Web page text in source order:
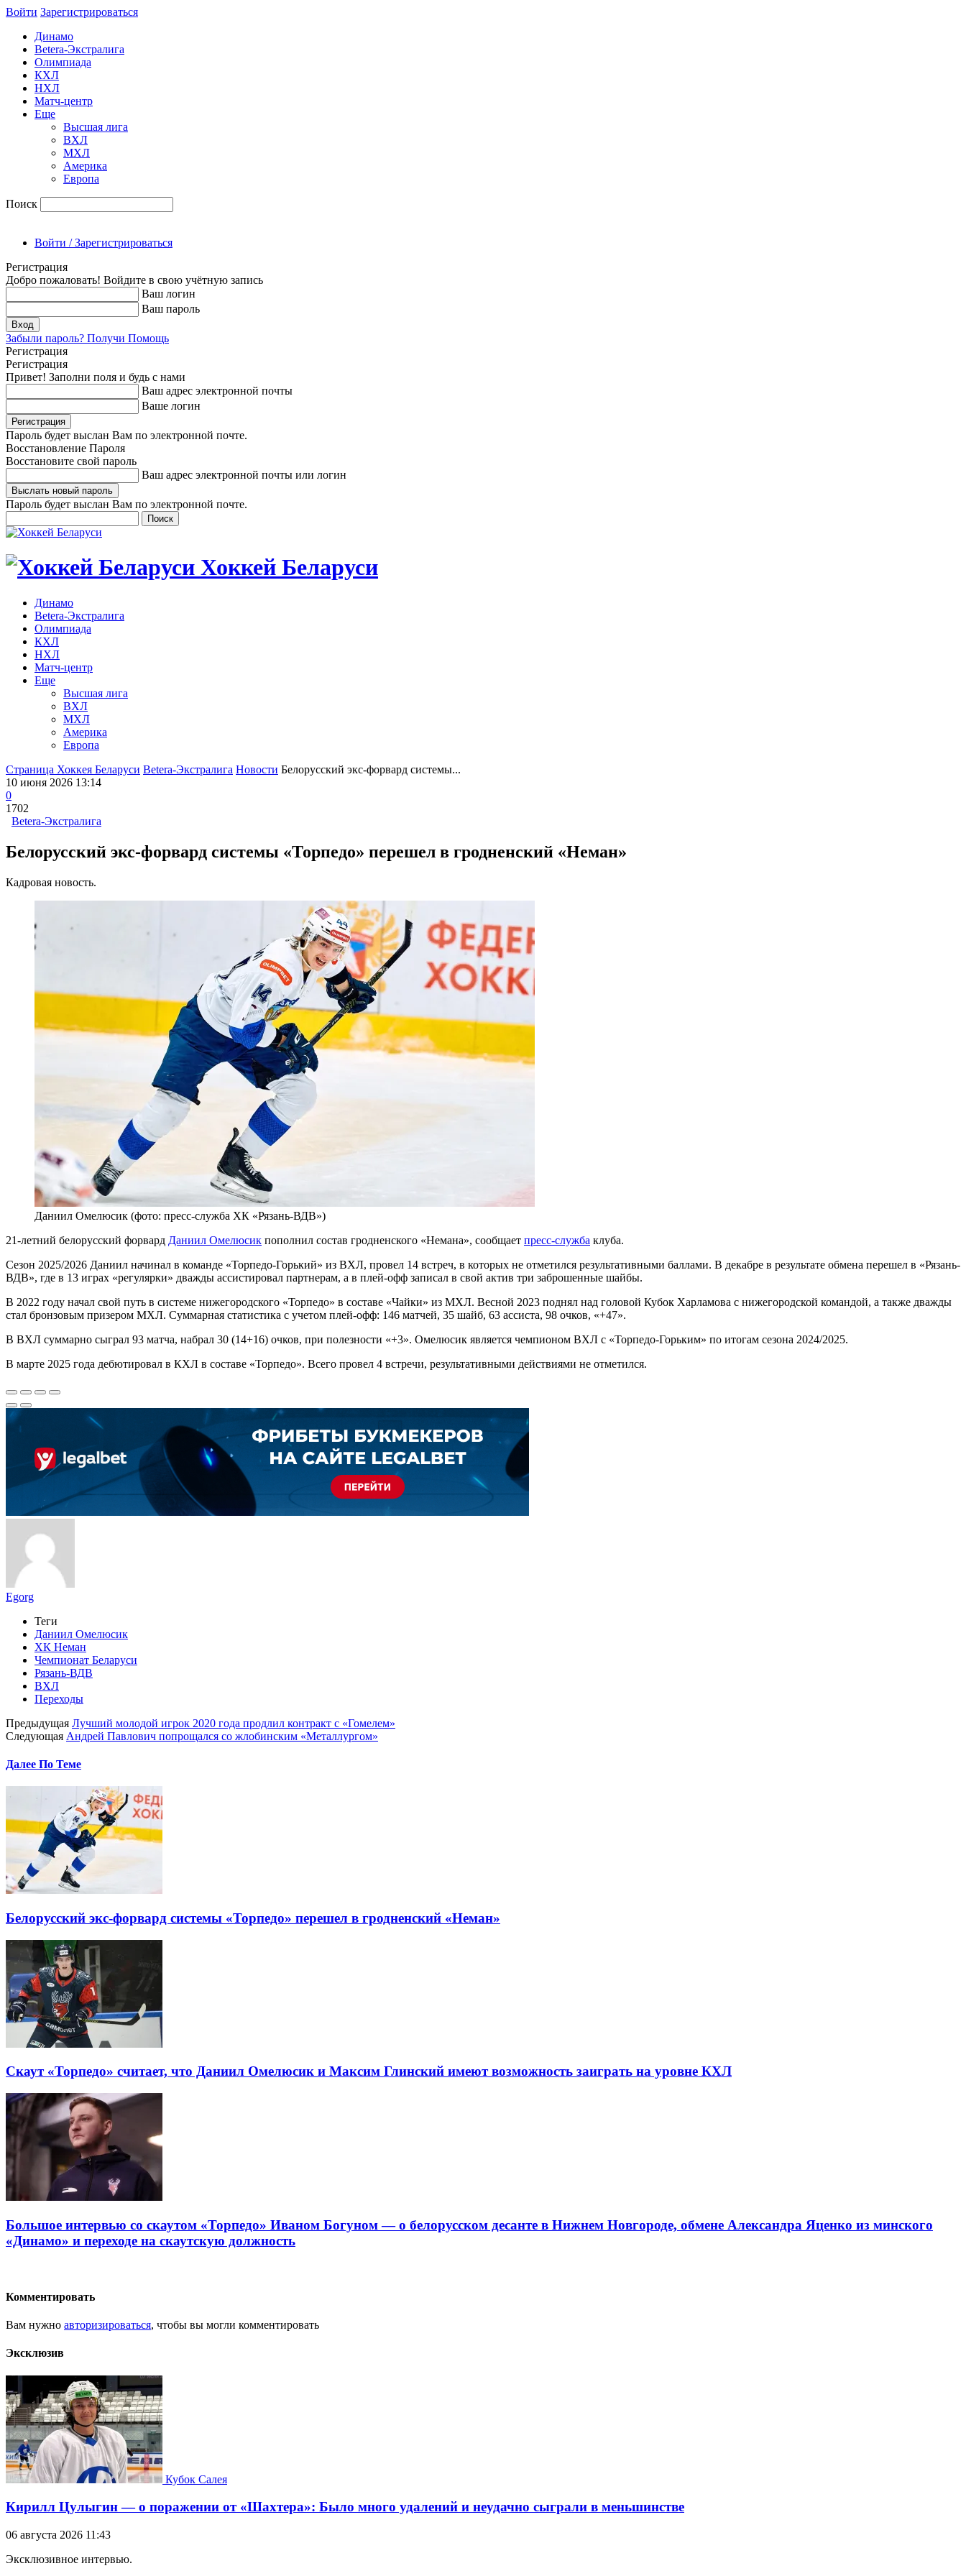
Войти Зарегиcтрироваться
Динамо
Betera-Экстралига
Олимпиада
КХЛ
НХЛ
Матч-центр
Еще
Высшая лига
ВХЛ
МХЛ
Америка
Европа
Поиск
Войти / Зарегистрироваться
Регистрация
Добро пожаловать! Войдите в свою учётную запись
Ваш логин
Ваш пароль
Забыли пароль? Получи Помощь
Регистрация
Регистрация
Привет! Заполни поля и будь с нами
Ваш адрес электронной почты
Ваше логин
Пароль будет выслан Вам по электронной почте.
Восстановление Пароля
Восстановите свой пароль
Ваш адрес электронной почты или логин
Пароль будет выслан Вам по электронной почте.
Хоккей Беларуси
Динамо
Betera-Экстралига
Олимпиада
КХЛ
НХЛ
Матч-центр
Еще
Высшая лига
ВХЛ
МХЛ
Америка
Европа
Страница Хоккея Беларуси Betera-Экстралига Новости Белорусский экс-форвард системы...
10 июня 2026 13:14
0
1702
Betera-Экстралига
Белорусский экс-форвард системы «Торпедо» перешел в гродненский «Неман»
Кадровая новость.
Даниил Омелюсик (фото: пресс-служба ХК «Рязань-ВДВ»)
21-летний белорусский форвард Даниил Омелюсик пополнил состав гродненского «Немана», сообщает пресс-служба клуба.
Сезон 2025/2026 Даниил начинал в команде «Торпедо-Горький» из ВХЛ, провел 14 встреч, в которых не отметился результативными баллами. В декабре в результате обмена перешел в «Рязань-
ВДВ», где в 13 играх «регулярки» дважды ассистировал партнерам, а в плей-офф записал в свой актив три заброшенные шайбы.
В 2022 году начал свой путь в системе нижегородского «Торпедо» в составе «Чайки» из МХЛ. Весной 2023 поднял над головой Кубок Харламова с нижегородской командой, а также дважды
стал бронзовым призером МХЛ. Суммарная статистика с учетом плей-офф: 146 матчей, 35 шайб, 63 ассиста, 98 очков, «+47».
В ВХЛ суммарно сыграл 93 матча, набрал 30 (14+16) очков, при полезности «+3». Омелюсик является чемпионом ВХЛ с «Торпедо-Горьким» по итогам сезона 2024/2025.
В марте 2025 года дебютировал в КХЛ в составе «Торпедо». Всего провел 4 встречи, результативными действиями не отметился.
Egorg
Теги
Даниил Омелюсик
ХК Неман
Чемпионат Беларуси
Рязань-ВДВ
ВХЛ
Переходы
Предыдущая Лучший молодой игрок 2020 года продлил контракт с «Гомелем»
Следующая Андрей Павлович попрощался со жлобинским «Металлургом»
Далее По Теме
Белорусский экс-форвард системы «Торпедо» перешел в гродненский «Неман»
Скаут «Торпедо» считает, что Даниил Омелюсик и Максим Глинский имеют возможность заиграть на уровне КХЛ
Большое интервью со скаутом «Торпедо» Иваном Богуном — о белорусском десанте в Нижнем Новгороде, обмене Александра Яценко из минского
«Динамо» и переходе на скаутскую должность
Комментировать
Вам нужно авторизироваться, чтобы вы могли комментировать
Эксклюзив
Кубок Салея
Кирилл Цулыгин — о поражении от «Шахтера»: Было много удалений и неудачно сыграли в меньшинстве
06 августа 2026 11:43
Эксклюзивное интервью.